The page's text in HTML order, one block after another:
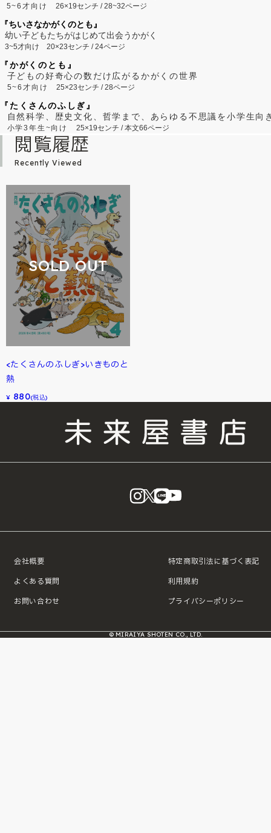
5~6才向け26×19センチ / 28~32ページ
『ちいさなかがくのとも』
幼い子どもたちがはじめて出会うかがく
3~5才向け 20×23センチ / 24ページ
『かがくのとも』
子どもの好奇心の数だけ広がるかがくの世界
5~6才向け25×23センチ / 28ページ
『たくさんのふしぎ』
自然科学、歴史文化、哲学まで、あらゆる不思議を小学生向
小学3年生~向け 25×19センチ / 本文66ページ
閲覧履歴
Recently Viewed
SOLD OUT
<たくさんのふしぎ>いきものと
熱
¥ 880(税込)
instagram
X LINE
会社概要
よくある質問
お問い合わせ
特定商取引法に基づく表記
利用規約
プライバシーポリシー
© MIRAIYA SHOTEN CO., LTD.